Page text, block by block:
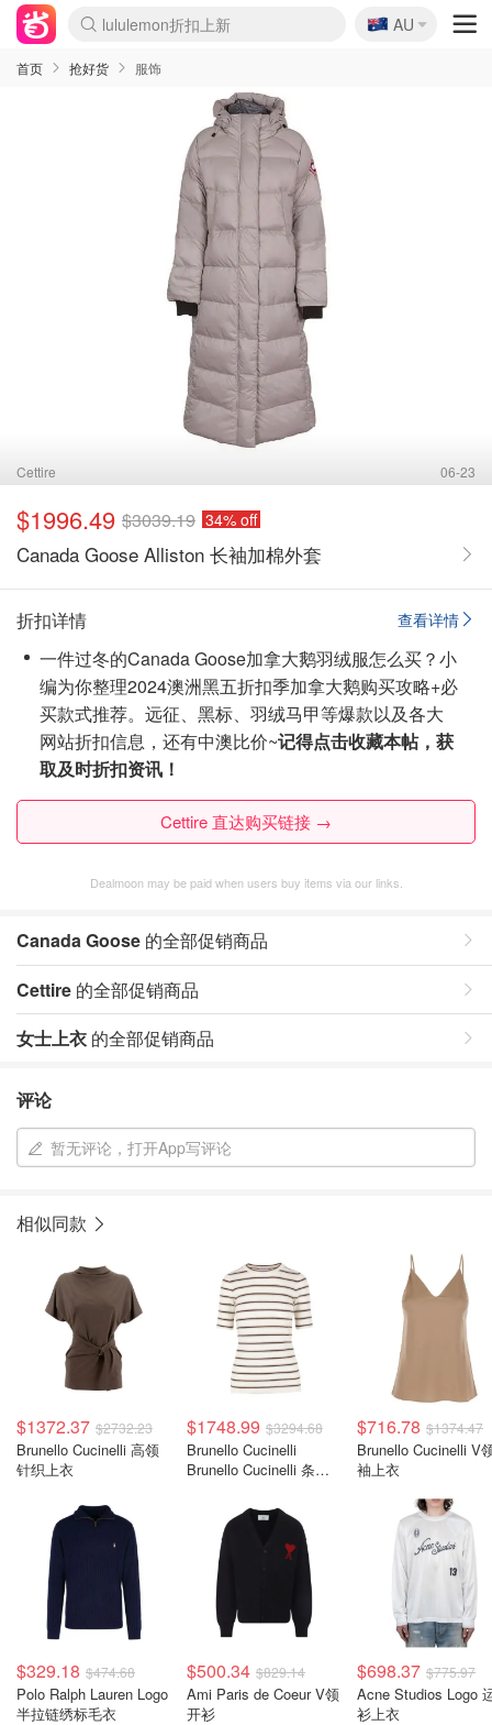
Sasa美妆护肤3.5折
SSENSE年中2.5折
FreshBeauty好价汇总
Cettire降价+叠9折
WWS Coles超市实拍
viagogo二手票捡漏
Myer超级周末
The Outnet奢牌1折起
David Jones 3折起
Flannels大牌1折
Perfumes Club护肤1折
AMIRO面罩$251
Amazon折扣汇总
eToro入金$200送$50
Amazon数码好物
ICONIC本周7.5折
ThedoubleF高奢地板价
Moose Knuckles 6折
丝芙兰5折起
EUFY摄像头$98
Selenichast首饰2折
Trip机票酒店促销
YSL送5件彩妆礼
Amazon家居好物
Amazon美妆护肤
雅漾大喷$8
过敏原检测盒$33
伊索独家赠50ml沐浴露
科颜氏高保湿面霜$29
SEALIFE海洋馆门票6折
丝塔芙大白罐$16
订阅Newsletter送香薰
Cult Beauty 6.8折
Harrods圣诞日历$525
LN-CC奢牌私促3折
d'Alba空姐喷雾$16
EVE LOM套装£56
Bernardelli独家4折
Adore Beauty 6折起
CT圣诞日历
Mytheresa奢品2.7折
Luxury Escapes 9折
Currentbody美容仪$881
MOON Garden Live
Roborock扫地机$649
Tingo Life水杯$24
Valentino官网5折
CR洗护套装$23
修丽可4件套$159
Myer彩妆2件7折
GANNI官网4.5折
Stylevana韩妆4折
Tessabit高奢8.5折
OGX洗发水$11
Amazon阿德莱德次日达
卡诗8.5折+赠礼
Philips Hue灯具8折
🇦🇺
AU
首页 抢好货 服饰
Cettire 06-23
$1996.49 $3039.19 34% off
Canada Goose Alliston 长袖加棉外套
查看详情
折扣详情
一件过冬的Canada Goose加拿大鹅羽绒服怎么买？小
编为你整理2024澳洲黑五折扣季加拿大鹅购买攻略+必
买款式推荐。远征、黑标、羽绒马甲等爆款以及各大
网站折扣信息，还有中澳比价~记得点击收藏本帖，获
取及时折扣资讯！
Cettire 直达购买链接 →
Dealmoon may be paid when users buy items via our links.
Canada Goose 的全部促销商品
Cettire 的全部促销商品
女士上衣 的全部促销商品
评论
暂无评论，打开App写评论
相似同款
$1372.37 $2732.23
Brunello Cucinelli 高领
针织上衣
$1748.99 $3294.68
Brunello Cucinelli
Brunello Cucinelli 条纹
$716.78 $1374.47
Brunello Cucinelli V
袖上衣
$329.18 $474.68
Polo Ralph Lauren Logo
半拉链绣标毛衣
$500.34 $829.14
Ami Paris de Coeur V领
开衫
$698.37 $775.97
Acne Studios Logo
衫上衣